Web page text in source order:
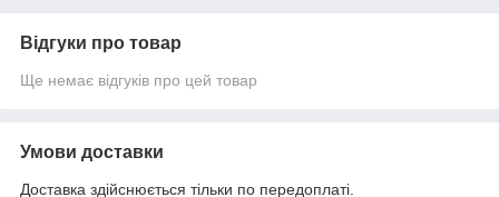
Відгуки про товар
Ще немає відгуків про цей товар
Умови доставки
Доставка здійснюється тільки по передоплаті.